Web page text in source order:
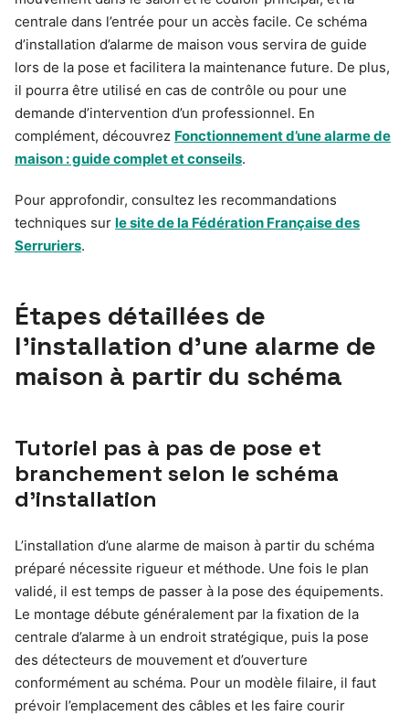
centrale dans l’entrée pour un accès facile. Ce schéma
d’installation d’alarme de maison vous servira de guide
lors de la pose et facilitera la maintenance future. De plus,
il pourra être utilisé en cas de contrôle ou pour une
demande d’intervention d’un professionnel. En
complément, découvrez Fonctionnement d’une alarme de
maison : guide complet et conseils.
Pour approfondir, consultez les recommandations
techniques sur le site de la Fédération Française des
Serruriers.
Étapes détaillées de
l’installation d’une alarme de
maison à partir du schéma
Tutoriel pas à pas de pose et
branchement selon le schéma
d’installation
L’installation d’une alarme de maison à partir du schéma
préparé nécessite rigueur et méthode. Une fois le plan
validé, il est temps de passer à la pose des équipements.
Le montage débute généralement par la fixation de la
centrale d’alarme à un endroit stratégique, puis la pose
des détecteurs de mouvement et d’ouverture
conformément au schéma. Pour un modèle filaire, il faut
prévoir l’emplacement des câbles et les faire courir